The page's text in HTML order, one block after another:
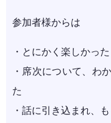
参加者様からは
・とにかく楽しかった
・席次について、わ
た
・話に引き込まれ、